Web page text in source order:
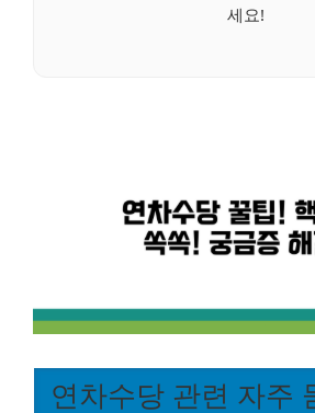
세요!
연차수당 관련 자주